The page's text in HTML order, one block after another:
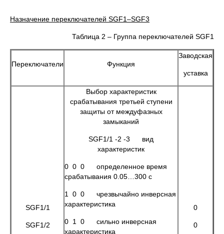
Назначение переключателей SGF1–SGF3
Таблица 2 – Группа переключателей SGF1
Переключатели Функция
Заводская
уставка
SGF1/1
SGF1/2
Выбор характеристик
срабатывания третьей ступени
защиты от междуфазных
замыканий
SGF1/1 -2 -3 вид
характеристик
0 0 0 определенное время
срабатывания 0.05…300 с
1 0 0 чрезвычайно инверсная
характеристика
0 1 0 сильно инверсная
характеристика
0
0